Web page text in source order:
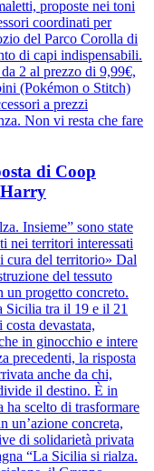
proposte nei toni
coordinati per
del Parco Corolla di
di capi indispensabili.
2 al prezzo di 9,99€,
(Pokémon o Stitch)
a prezzi
Non vi resta che fare
di Coop
Harry
Insieme” sono state
nei territori interessati
cura del territorio» Dal
del tessuto
un progetto concreto.
Sicilia tra il 19 e il 21
devastata,
in ginocchio e intere
precedenti, la risposta
anche da chi,
il destino. È in
ha scelto di trasformare
un’azione concreta,
di solidarietà privata
“La Sicilia si rialza.